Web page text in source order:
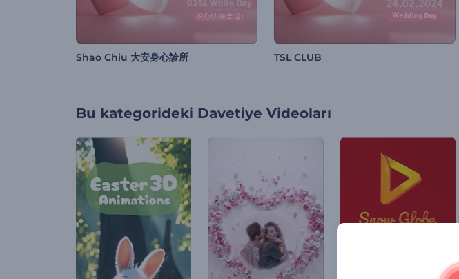
Shao Chiu 大安身心診所 TSL CLUB
Bu kategorideki Davetiye Videoları